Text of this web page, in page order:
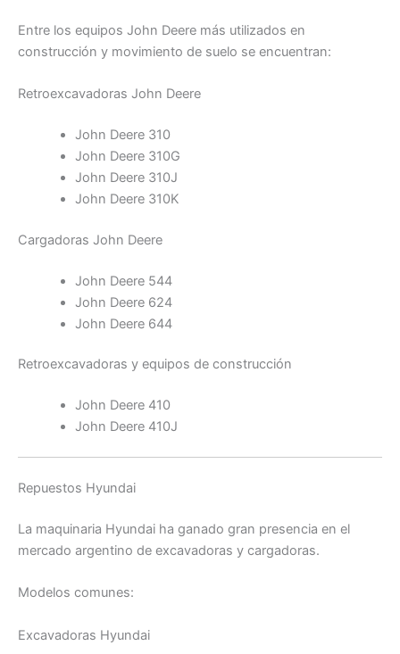
Entre los equipos John Deere más utilizados en
construcción y movimiento de suelo se encuentran:
Retroexcavadoras John Deere
John Deere 310
John Deere 310G
John Deere 310J
John Deere 310K
Cargadoras John Deere
John Deere 544
John Deere 624
John Deere 644
Retroexcavadoras y equipos de construcción
John Deere 410
John Deere 410J
Repuestos Hyundai
La maquinaria Hyundai ha ganado gran presencia en el
mercado argentino de excavadoras y cargadoras.
Modelos comunes:
Excavadoras Hyundai